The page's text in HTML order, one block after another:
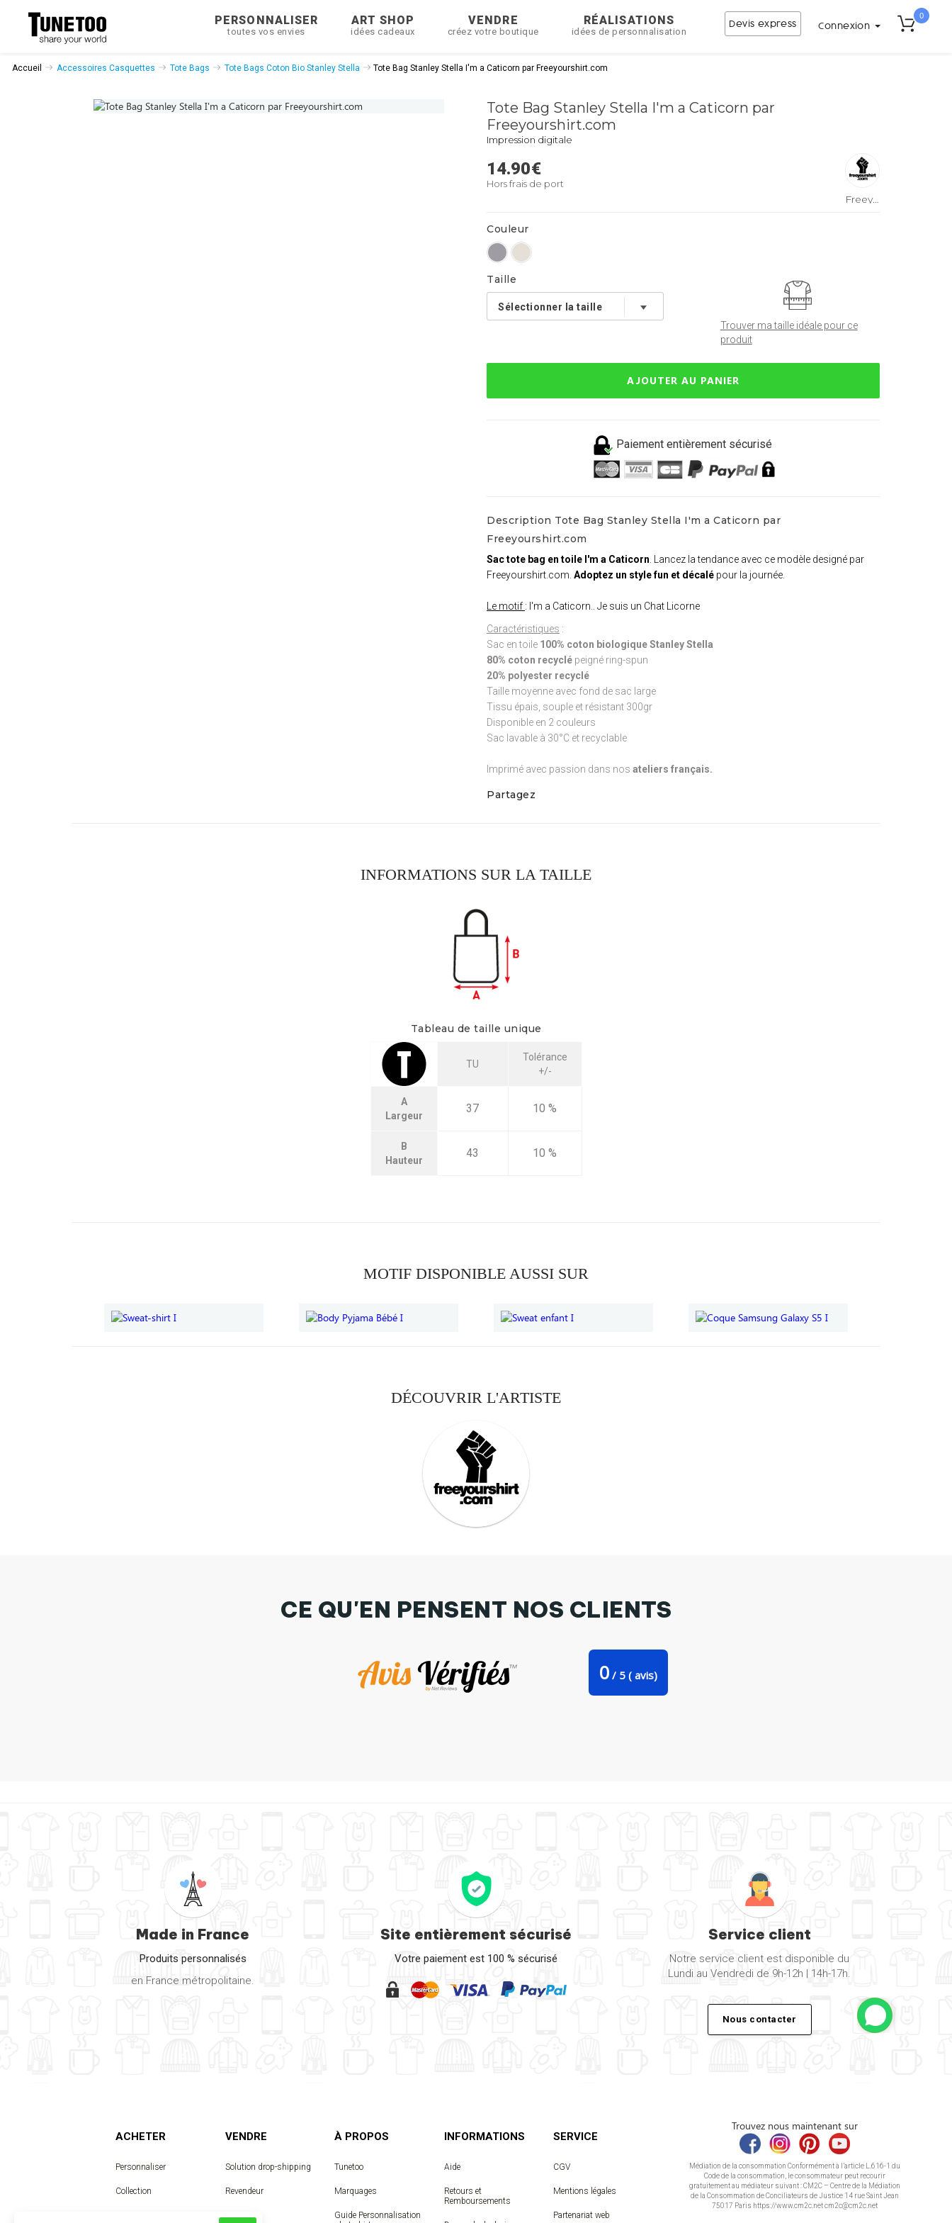
PERSONNALISER
toutes vos envies
ART SHOP
idées cadeaux
VENDRE
créez votre boutique
RÉALISATIONS
idées de personnalisation
Devis express Connexion
0
Accueil Accessoires Casquettes Tote Bags Tote Bags Coton Bio Stanley Stella Tote Bag Stanley Stella I'm a Caticorn par Freeyourshirt.com
Tote Bag Stanley Stella I'm a Caticorn par
Freeyourshirt.com
Impression digitale
14.90€
Hors frais de port
Freeyourshirt.com
Couleur
Taille
Trouver ma taille idéale pour ce
produit
AJOUTER AU PANIER
Paiement entièrement sécurisé
Description Tote Bag Stanley Stella I'm a Caticorn par
Freeyourshirt.com
Sac tote bag en toile I'm a Caticorn . Lancez la tendance avec ce modèle designé par
Freeyourshirt.com. Adoptez un style fun et décalé pour la journée.
Le motif : I'm a Caticorn.. Je suis un Chat Licorne
Caractéristiques :
Sac en toile 100% coton biologique Stanley Stella
80% coton recyclé peigné ring-spun
20% polyester recyclé
Taille moyenne avec fond de sac large
Tissu épais, souple et résistant 300gr
Disponible en 2 couleurs
Sac lavable à 30°C et recyclable
Imprimé avec passion dans nos ateliers français.
Partagez
INFORMATIONS SUR LA TAILLE
Tableau de taille unique
TU
Tolérance
+/-
A
Largeur
37 10 %
B
Hauteur
43 10 %
MOTIF DISPONIBLE AUSSI SUR
DÉCOUVRIR L'ARTISTE
CE QU'EN PENSENT NOS CLIENTS
0/ 5 (avis)
Made in France
Produits personnalisés
en France métropolitaine.
Site entièrement sécurisé
Votre paiement est 100 % sécurisé
Service client
Notre service client est disponible du
Lundi au Vendredi de 9h-12h | 14h-17h.
Nous contacter
ACHETER
Personnaliser
Collection
VENDRE
Solution drop-shipping
Revendeur
Designer
À PROPOS
Tunetoo
Marquages
Guide Personnalisation
INFORMATIONS
Aide
Retours et
Remboursements
SERVICE
CGV
Mentions légales
Partenariat web
Trouvez nous maintenant sur
Médiation de la consommation Conformément à l’article L.616-1 du
Code de la consommation, le consommateur peut recourir
gratuitement au médiateur suivant : CM2C – Centre de la Médiation
de la Consommation de Conciliateurs de Justice 14 rue Saint Jean
75017 Paris https://www.cm2c.net cm2c@cm2c.net